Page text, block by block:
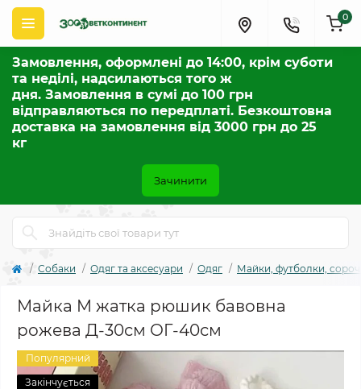
Замовлення, оформлені до 14:00, крім суботи
та неділі, надсилаються того ж
дня. Замовлення в сумі до 100 грн
відправляються по передплаті. Безкоштовна
доставка на замовлення від 3000 грн до 25
кг
Зачинити
0
Собаки Одяг та аксесуари Одяг Майки, футболки,
Майка M жатка рюшик бавовна
рожева Д-30см ОГ-40см
Популярний
Закінчується